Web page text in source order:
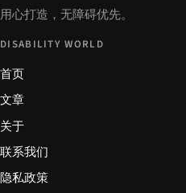
用心打造，无障碍优先。
DISABILITY WORLD
首页
文章
关于
联系我们
隐私政策